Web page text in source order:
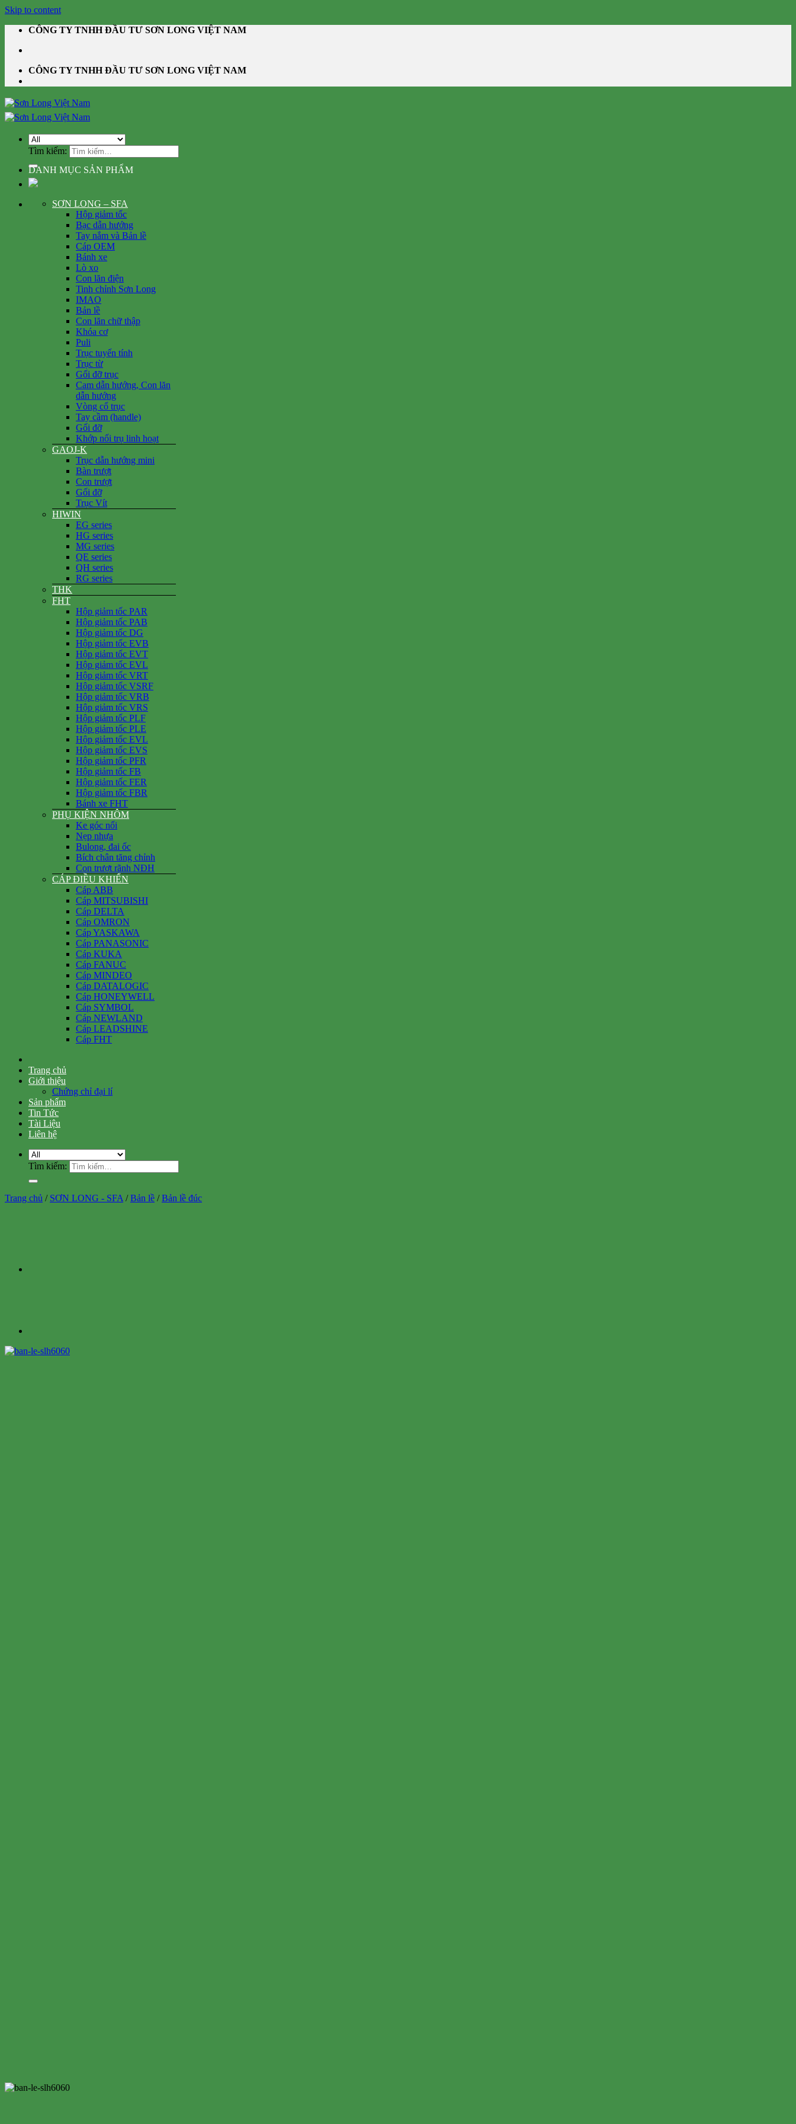
Skip to content
CÔNG TY TNHH ĐẦU TƯ SƠN LONG VIỆT NAM
CÔNG TY TNHH ĐẦU TƯ SƠN LONG VIỆT NAM
Tìm kiếm:
DANH MỤC SẢN PHẨM
SƠN LONG – SFA
Hộp giảm tốc
Bạc dẫn hướng
Tay nắm và Bản lề
Cáp OEM
Bánh xe
Lò xo
Con lăn điện
Tinh chỉnh Sơn Long
IMAO
Bản lề
Con lăn chữ thập
Khóa cơ
Puli
Trục tuyến tính
Trục từ
Gối đỡ trục
Cam dẫn hướng, Con lăn
dẫn hướng
Vòng cổ trục
Tay cầm (handle)
Gối đỡ
Khớp nối trụ linh hoạt
GAOJ-K
Trục dẫn hướng mini
Bàn trượt
Con trượt
Gối đỡ
Trục Vít
HIWIN
EG series
HG series
MG series
QE series
QH series
RG series
THK
FHT
Hộp giảm tốc PAR
Hộp giảm tốc PAB
Hộp giảm tốc DG
Hộp giảm tốc EVB
Hộp giảm tốc EVT
Hộp giảm tốc EVL
Hộp giảm tốc VRT
Hộp giảm tốc VSRF
Hộp giảm tốc VRB
Hộp giảm tốc VRS
Hộp giảm tốc PLF
Hộp giảm tốc PLE
Hộp giảm tốc EVL
Hộp giảm tốc EVS
Hộp giảm tốc PFR
Hộp giảm tốc FB
Hộp giảm tốc FER
Hộp giảm tốc FBR
Bánh xe FHT
PHỤ KIỆN NHÔM
Ke góc nổi
Nẹp nhựa
Bulong, đai ốc
Bích chân tăng chỉnh
Con trượt rãnh NĐH
CÁP ĐIỀU KHIỂN
Cáp ABB
Cáp MITSUBISHI
Cáp DELTA
Cáp OMRON
Cáp YASKAWA
Cáp PANASONIC
Cáp KUKA
Cáp FANUC
Cáp MINDEO
Cáp DATALOGIC
Cáp HONEYWELL
Cáp SYMBOL
Cáp NEWLAND
Cáp LEADSHINE
Cáp FHT
Trang chủ
Giới thiệu
Chứng chỉ đại lí
Sản phẩm
Tin Tức
Tài Liệu
Liên hệ
Tìm kiếm:
Trang chủ / SƠN LONG - SFA / Bản lề / Bản lề đúc